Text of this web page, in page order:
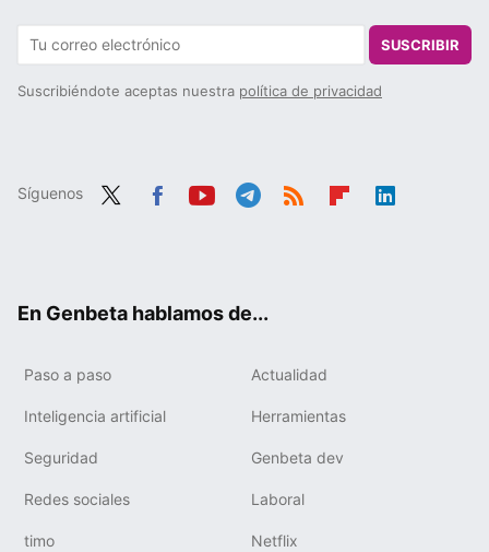
SUSCRIBIR
Suscribiéndote aceptas nuestra política de privacidad
Síguenos
En Genbeta hablamos de...
Paso a paso Actualidad
Inteligencia artificial Herramientas
Seguridad Genbeta dev
Redes sociales Laboral
timo Netflix